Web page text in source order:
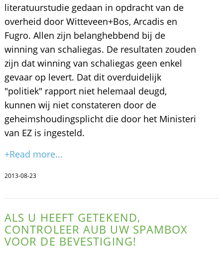
literatuurstudie gedaan in opdracht van de
overheid door Witteveen+Bos, Arcadis en
Fugro. Allen zijn belanghebbend bij de
winning van schaliegas. De resultaten zouden
zijn dat winning van schaliegas geen enkel
gevaar op levert. Dat dit overduidelijk
"politiek" rapport niet helemaal deugd,
kunnen wij niet constateren door de
geheimshoudingsplicht die door het Ministeri
van EZ is ingesteld.
+Read more...
2013-08-23
ALS U HEEFT GETEKEND,
CONTROLEER AUB UW SPAMBOX
VOOR DE BEVESTIGING!